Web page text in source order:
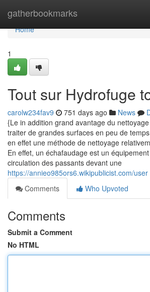
gatherbookmarks
Home
Home
1
Tout sur Hydrofuge
carolw234fav9 751 days ago News
{Le in addition grand avantage du
traiter de grandes surfaces en peu de
en effet une méthode de nettoyage
En effet, un échafaudage est un
circulation des passants devant une
https://annieo985ors6.wikipublicist.com/user
Comments
Who Upvoted
Comments
Submit a Comment
No HTML